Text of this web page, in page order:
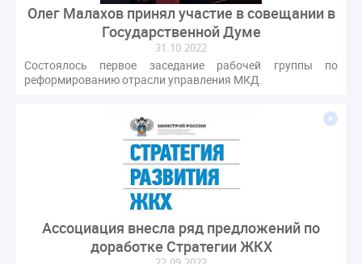
Олег Малахов принял участие в совещании в
Государственной Думе
31.10.2022
Состоялось первое заседание рабочей группы по
реформированию отрасли управления МКД.
Ассоциация внесла ряд предложений по
доработке Стратегии ЖКХ